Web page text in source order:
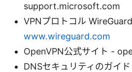
support.microsoft.com
VPNプロトコル
www.wireguard.com
OpenVPN公式サイト -
DNSセキュリティのガイ